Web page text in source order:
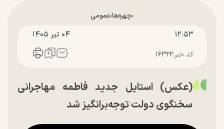
چهره‌هاعمومی
۱۲:۵۳ ۰۴ تير ۱۴۰۵
کد خبر:۱۶۳۲۲
(عکس) استایل جدید فاطمه مهاجرانی
سخنگوی دولت توجه‌برانگیز شد